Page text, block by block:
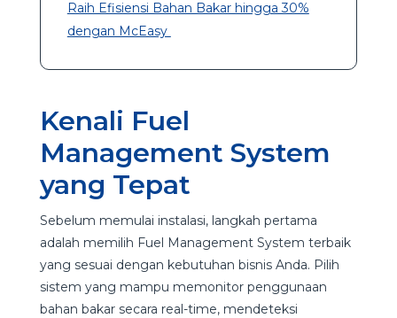
Raih Efisiensi Bahan Bakar hingga 30%
dengan McEasy
Kenali Fuel
Management System
yang Tepat
Sebelum memulai instalasi, langkah pertama
adalah memilih Fuel Management System terbaik
yang sesuai dengan kebutuhan bisnis Anda. Pilih
sistem yang mampu memonitor penggunaan
bahan bakar secara real-time, mendeteksi